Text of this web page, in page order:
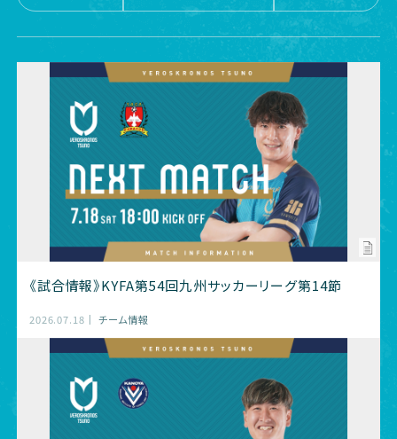
《試合情報》KYFA第54回九州サッカーリーグ第14節
2026.07.18 チーム情報